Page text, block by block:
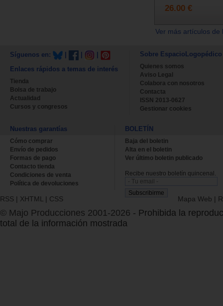
26.00 €
Ver más artículos
Síguenos en:
Enlaces rápidos a temas de interés
Tienda
Bolsa de trabajo
Actualidad
Cursos y congresos
Sobre EspacioLogopédico
Quienes somos
Aviso Legal
Colabora con nosotros
Contacta
ISSN 2013-0627
Gestionar cookies
Nuestras garantías
Cómo comprar
Envío de pedidos
Formas de pago
Contacto tienda
Condiciones de venta
Política de devoluciones
BOLETÍN
Baja del boletin
Alta en el boletin
Ver último boletin publicado
Recibe nuestro boletín quincenal.
RSS | XHTML | CSS Mapa Web |
© Majo Producciones 2001-2026 - Prohibida la
total de la información mostrada